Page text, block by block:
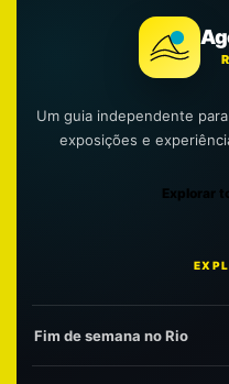
Um guia independente
exposições e
Explorar
Fim de semana no Rio